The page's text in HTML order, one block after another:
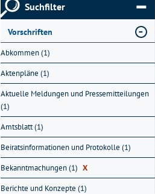
Suchfilter
Vorschriften
Abkommen (1)
Aktenpläne (1)
Aktuelle Meldungen und Pressemitteilungen
(1)
Amtsblatt (1)
Beiratsinformationen und Protokolle (1)
Bekanntmachungen (1) X
Berichte und Konzepte (1)